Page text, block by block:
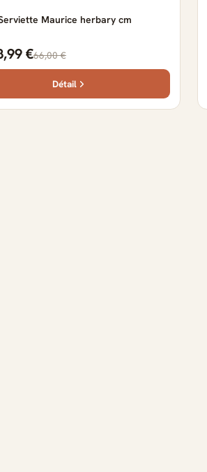
Maurice herbary cm
€66,00 €
Détail